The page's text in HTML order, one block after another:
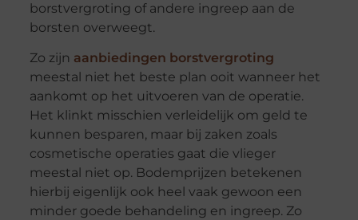
borstvergroting of andere ingreep aan de
borsten overweegt.
Zo zijn aanbiedingen borstvergroting
meestal niet het beste plan ooit wanneer het
aankomt op het uitvoeren van de operatie.
Het klinkt misschien verleidelijk om geld te
kunnen besparen, maar bij zaken zoals
cosmetische operaties gaat die vlieger
meestal niet op. Bodemprijzen betekenen
hierbij eigenlijk ook heel vaak gewoon een
minder goede behandeling en ingreep. Zo